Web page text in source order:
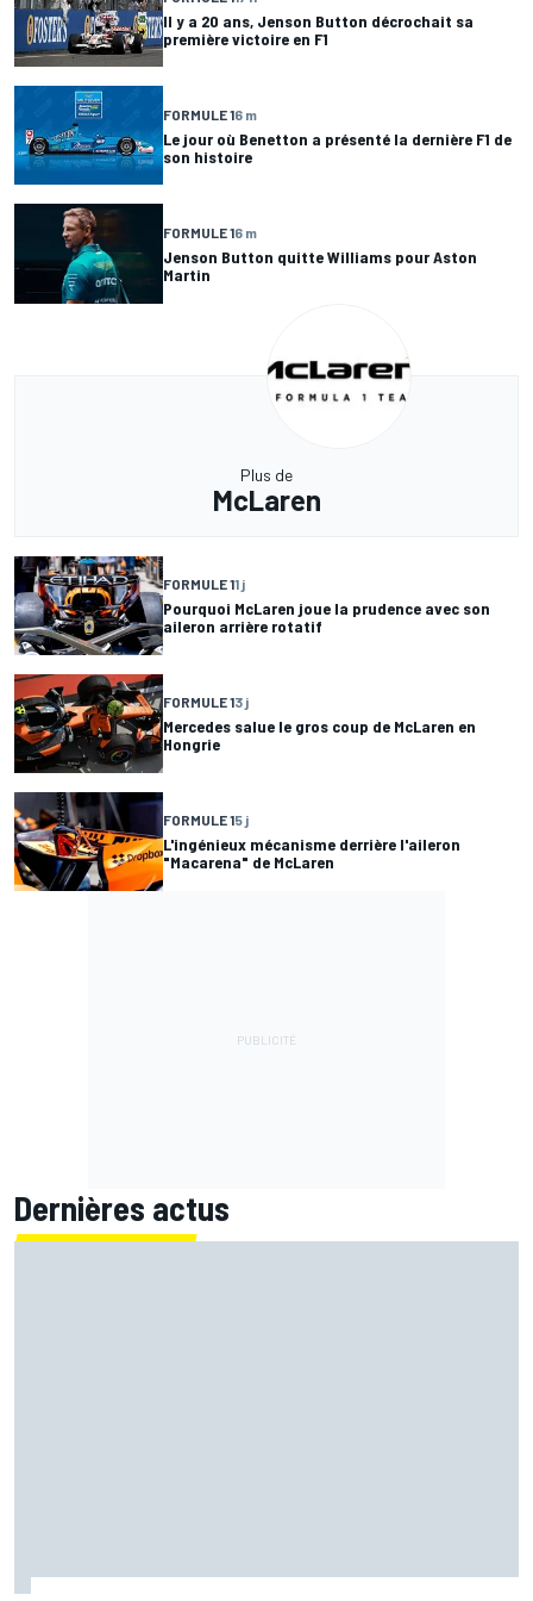
Il y a 20 ans, Jenson Button décrochait sa
première victoire en F1
FORMULE 16 m
Le jour où Benetton a présenté la dernière F1 de
son histoire
FORMULE 16 m
Jenson Button quitte Williams pour Aston
Martin
Plus de
McLaren
FORMULE 11 j
Pourquoi McLaren joue la prudence avec son
aileron arrière rotatif
FORMULE 13 j
Mercedes salue le gros coup de McLaren en
Hongrie
FORMULE 15 j
L'ingénieux mécanisme derrière l'aileron
"Macarena" de McLaren
Dernières actus